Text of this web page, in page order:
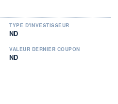
TYPE D'INVESTISSEUR
ND
VALEUR DERNIER COUPON
ND